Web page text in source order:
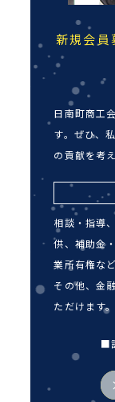
新規会
日南町商工
す。ぜひ、
の貢献を考
相談・指導
供、補助金
業所有権な
その他、金
ただけます。
■